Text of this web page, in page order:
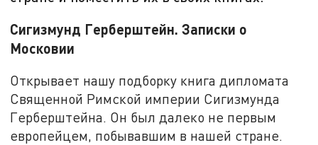
Сигизмунд Герберштейн. Записки о
Московии
Открывает нашу подборку книга дипломата
Священной Римской империи Сигизмунда
Герберштейна. Он был далеко не первым
европейцем, побывавшим в нашей стране.